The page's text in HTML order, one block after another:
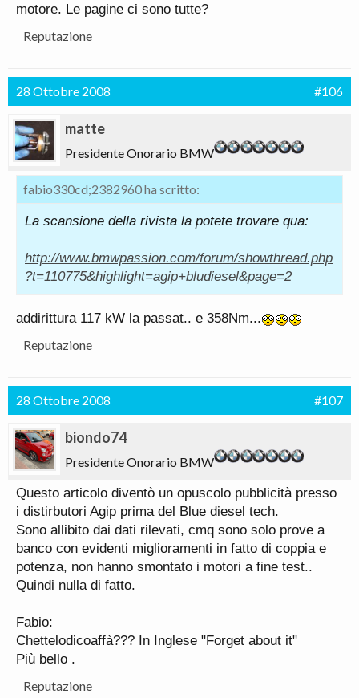
motore. Le pagine ci sono tutte?
Reputazione
28 Ottobre 2008 #106
matte
Presidente Onorario BMW
fabio330cd;2382960 ha scritto:
La scansione della rivista la potete trovare qua:
http://www.bmwpassion.com/forum/showthread.php
?t=110775&highlight=agip+bludiesel&page=2
addirittura 117 kW la passat.. e 358Nm...
Reputazione
28 Ottobre 2008 #107
biondo74
Presidente Onorario BMW
Questo articolo diventò un opuscolo pubblicità presso
i distirbutori Agip prima del Blue diesel tech.
Sono allibito dai dati rilevati, cmq sono solo prove a
banco con evidenti miglioramenti in fatto di coppia e
potenza, non hanno smontato i motori a fine test..
Quindi nulla di fatto.
Fabio:
Chettelodicoaffà??? In Inglese "Forget about it"
Più bello .
Reputazione